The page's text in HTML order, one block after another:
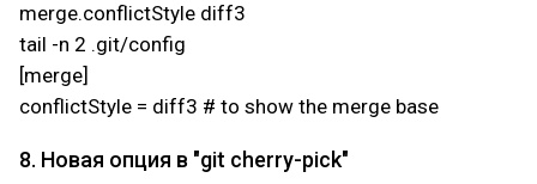
merge.conflictStyle diff3
tail -n 2 .git/config
[merge]
conflictStyle = diff3 # to show the merge base
8. Новая опция в "git cherry-pick"